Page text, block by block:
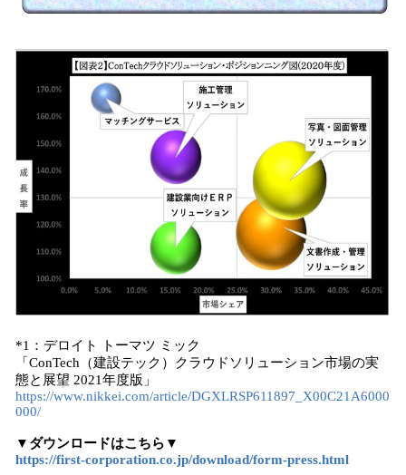
*1：デロイト トーマツ ミック
「ConTech（建設テック）クラウドソリューション市場の実
態と展望 2021年度版」
https://www.nikkei.com/article/DGXLRSP611897_X00C21A6000
000/
▼ダウンロードはこちら▼
https://first-corporation.co.jp/download/form-press.html